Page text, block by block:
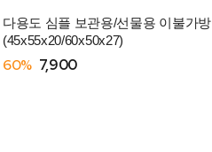
다용도 심플 보관용/선물용 이불가방
(45x55x20/60x50x27)
60% 7,900